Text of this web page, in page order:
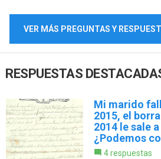
VER MÁS PREGUNTAS Y
RESPUESTAS
Mi marido
2015, el
2014 le sale
¿Podemos
4 respuestas